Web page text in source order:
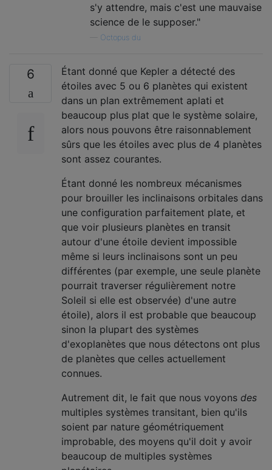
s'y attendre, mais c'est une mauvaise
science de le supposer."
Octopus du
6
Étant donné que Kepler a détecté des
étoiles avec 5 ou 6 planètes qui existent
dans un plan extrêmement aplati et
beaucoup plus plat que le système solaire,
alors nous pouvons être raisonnablement
sûrs que les étoiles avec plus de 4 planètes
sont assez courantes.
Étant donné les nombreux mécanismes
pour brouiller les inclinaisons orbitales dans
une configuration parfaitement plate, et
que voir plusieurs planètes en transit
autour d'une étoile devient impossible
même si leurs inclinaisons sont un peu
différentes (par exemple, une seule planète
pourrait traverser régulièrement notre
Soleil si elle est observée) d'une autre
étoile), alors il est probable que beaucoup
sinon la plupart des systèmes
d'exoplanètes que nous détectons ont plus
de planètes que celles actuellement
connues.
Autrement dit, le fait que nous voyons des
multiples systèmes transitant, bien qu'ils
soient par nature géométriquement
improbable, des moyens qu'il doit y avoir
beaucoup de multiples systèmes